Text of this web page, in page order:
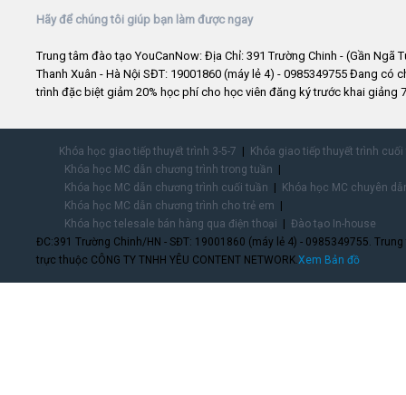
Hãy để chúng tôi giúp bạn làm được ngay
Trung tâm đào tạo YouCanNow: Địa Chỉ: 391 Trường Chinh - (Gần Ngã
Thanh Xuân - Hà Nội SĐT: 19001860 (máy lẻ 4) - 0985349755 Đang có
trình đặc biệt giảm 20% học phí cho học viên đăng ký trước khai giảng
Khóa học giao tiếp thuyết trình 3-5-7
Khóa giao tiếp thuyết trình
Khóa học MC dẫn chương trình trong tuần
Khóa học MC dẫn chương trình cuối tuần
Khóa học MC chuyên
Khóa học MC dẫn chương trình cho trẻ em
Khóa học telesale bán hàng qua điện thoại
Đào tạo In-house
ĐC:391 Trường Chinh/HN - SĐT: 19001860 (máy lẻ 4) - 0985349755.
trực thuộc CÔNG TY TNHH YÊU CONTENT NETWORK.Xem Bản đồ